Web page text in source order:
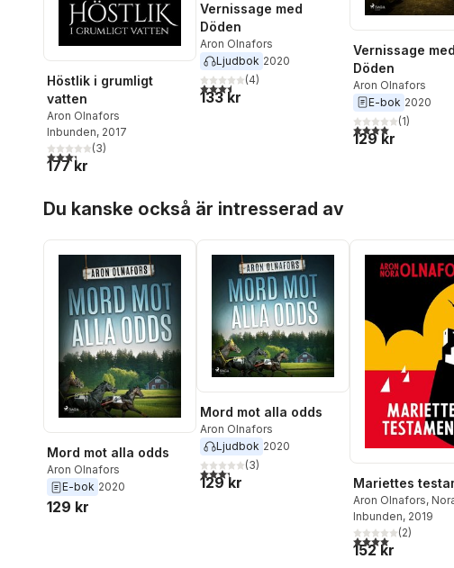
Höstlik i grumligt
vatten
Aron Olnafors
Inbunden, 2017
3,3utav 5 stjärnor. Totalt antal röster:
(3)
177 kr
Vernissage med
Döden
Aron Olnafors
Ljudbok 2020
3,5utav 5 stjärnor. Totalt antal röster:
(4)
133 kr
Vernissage med
Döden
Aron Olnafors
E-bok 2020
4,0utav 5 stjärnor.
(1)
129 kr
Du kanske också är intresserad av
Mord mot alla odds
Aron Olnafors
E-bok 2020
129 kr
Mord mot alla odds
Aron Olnafors
Ljudbok 2020
3,3utav 5 stjärnor. Totalt antal röster:
(3)
129 kr Mariettes
Aron Olnafors,
Olnafors
Inbunden, 2019
4,0utav 5 stjärnor.
(2)
152 kr